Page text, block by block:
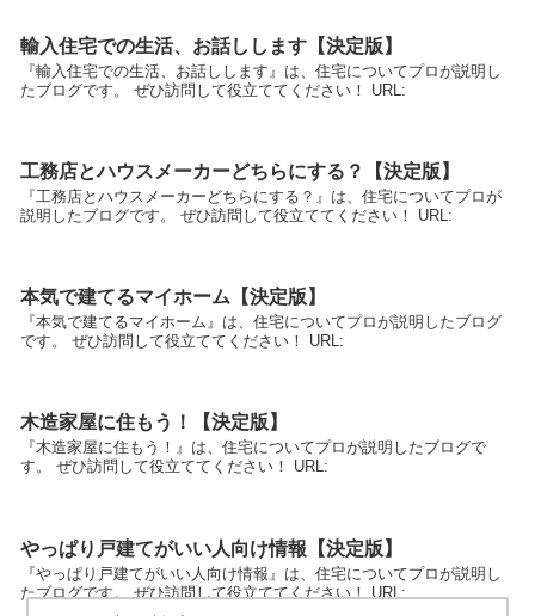
輸入住宅での生活、お話しします【決定版】
『輸入住宅での生活、お話しします』は、住宅についてプロが説明し
たブログです。 ぜひ訪問して役立ててください！ URL:
工務店とハウスメーカーどちらにする？【決定版】
『工務店とハウスメーカーどちらにする？』は、住宅についてプロが
説明したブログです。 ぜひ訪問して役立ててください！ URL:
本気で建てるマイホーム【決定版】
『本気で建てるマイホーム』は、住宅についてプロが説明したブログ
です。 ぜひ訪問して役立ててください！ URL:
木造家屋に住もう！【決定版】
『木造家屋に住もう！』は、住宅についてプロが説明したブログで
す。 ぜひ訪問して役立ててください！ URL:
やっぱり戸建てがいい人向け情報【決定版】
『やっぱり戸建てがいい人向け情報』は、住宅についてプロが説明し
たブログです。 ぜひ訪問して役立ててください！ URL: